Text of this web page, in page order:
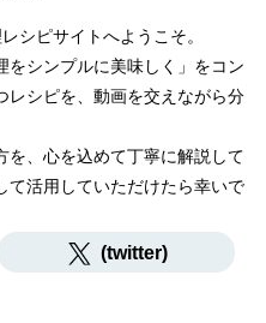
シピサイトへようこそ。
をシンプルに美味しく」をコン
レシピを、動画を交えながら分
を、心を込めて丁寧に解説して
て活用していただけたら幸いで
(twitter)